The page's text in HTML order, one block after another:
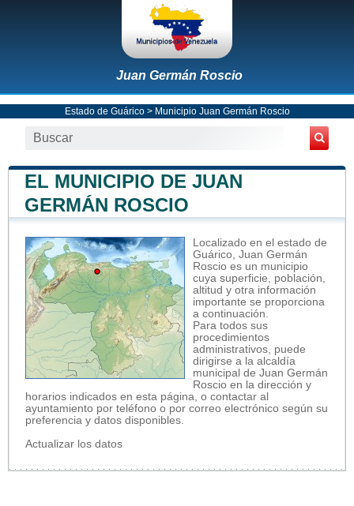
Juan Germán Roscio
Estado de Guárico> Municipio Juan Germán Roscio
EL MUNICIPIO DE JUAN
GERMÁN ROSCIO
Localizado en el estado de
Guárico, Juan Germán
Roscio es un municipio
cuya superficie, población,
altitud y otra información
importante se proporciona
a continuación.
Para todos sus
procedimientos
administrativos, puede
dirigirse a la alcaldía
municipal de Juan Germán
Roscio en la dirección y
horarios indicados en esta página, o contactar al
ayuntamiento por teléfono o por correo electrónico según su
preferencia y datos disponibles.
Actualizar los datos